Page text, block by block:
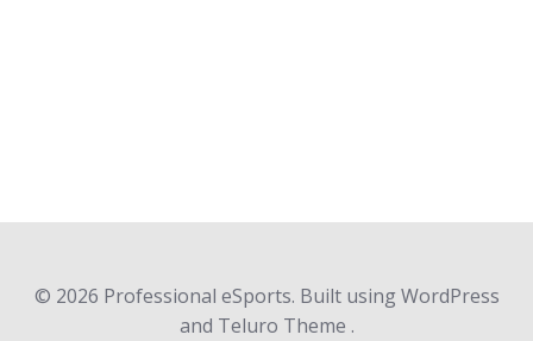
© 2026 Professional eSports. Built using WordPress
and Teluro Theme .